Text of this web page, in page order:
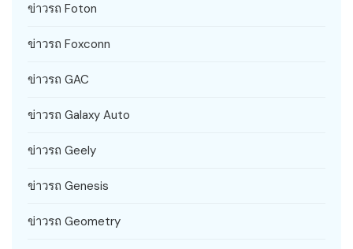
ข่าวรถ Foton
ข่าวรถ Foxconn
ข่าวรถ GAC
ข่าวรถ Galaxy Auto
ข่าวรถ Geely
ข่าวรถ Genesis
ข่าวรถ Geometry